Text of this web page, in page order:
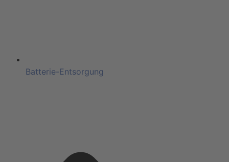
Batterie-Entsorgung